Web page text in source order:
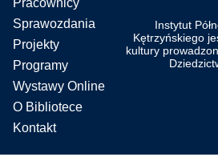
Sprawozdania
Projekty
Programy
Wystawy Online
O Bibliotece
Kontakt
Instytut
Kętrzyńskiego
kultury